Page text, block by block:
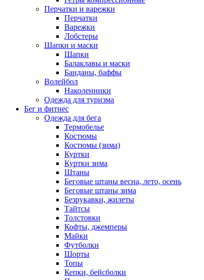
Перчатки и варежки
Перчатки
Варежки
Лобстеры
Шапки и маски
Шапки
Балаклавы и маски
Банданы, баффы
Волейбол
Наколенники
Одежда для туризма
Бег и фитнес
Одежда для бега
Термобелье
Костюмы
Костюмы (зима)
Куртки
Куртки зима
Штаны
Беговые штаны весна, лето, осень
Беговые штаны зима
Безрукавки, жилеты
Тайтсы
Толстовки
Кофты, джемперы
Майки
Футболки
Шорты
Топы
Кепки, бейсболки